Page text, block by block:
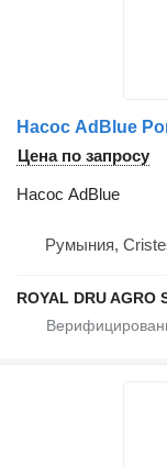
Цена по запросу
Насос AdBlue
Румыния,
ROYAL DRU AGRO